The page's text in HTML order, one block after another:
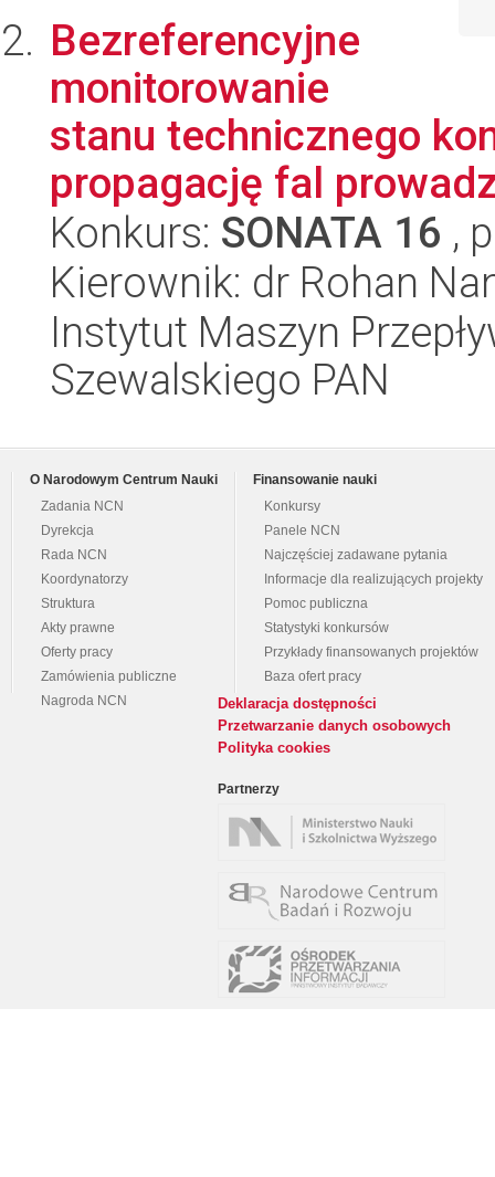
Bezreferencyjne
monitorowanie
stanu technicznego
propagację fal
Konkurs: SONATA 16 ,
Kierownik: dr Rohan
Instytut Maszyn
Szewalskiego PAN
O Narodowym Centrum Nauki
Zadania NCN
Dyrekcja
Rada NCN
Koordynatorzy
Struktura
Akty prawne
Oferty pracy
Zamówienia publiczne
Nagroda NCN
Finansowanie nauki
Konkursy
Panele NCN
Najczęściej zadawane pytania
Informacje dla realizujących projekty
Pomoc publiczna
Statystyki konkursów
Przykłady finansowanych projektów
Baza ofert pracy
Deklaracja dostępności
Przetwarzanie danych osobowych
Polityka cookies
Partnerzy